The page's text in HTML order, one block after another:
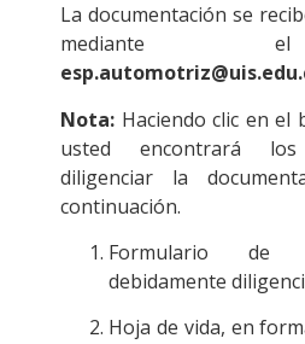
La documentación se
mediante
Nota: Haciendo clic en el
usted encontrará
diligenciar la
continuación.
Formulario de
debidamente
Hoja de vida, en